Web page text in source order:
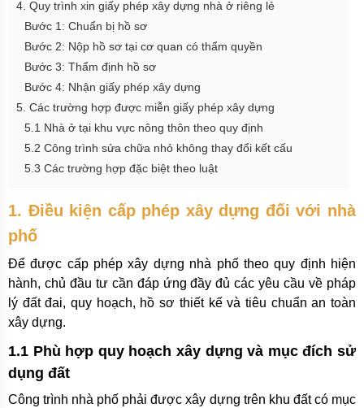
4. Quy trình xin giấy phép xây dựng nhà ở riêng lẻ
Bước 1: Chuẩn bị hồ sơ
Bước 2: Nộp hồ sơ tại cơ quan có thẩm quyền
Bước 3: Thẩm định hồ sơ
Bước 4: Nhận giấy phép xây dựng
5. Các trường hợp được miễn giấy phép xây dựng
5.1 Nhà ở tại khu vực nông thôn theo quy định
5.2 Công trình sửa chữa nhỏ không thay đổi kết cấu
5.3 Các trường hợp đặc biệt theo luật
1. Điều kiện cấp phép xây dựng đối với nhà
phố
Để được cấp phép xây dựng nhà phố theo quy định hiện
hành, chủ đầu tư cần đáp ứng đầy đủ các yêu cầu về pháp
lý đất đai, quy hoạch, hồ sơ thiết kế và tiêu chuẩn an toàn
xây dựng.
1.1 Phù hợp quy hoạch xây dựng và mục đích sử
dụng đất
Công trình nhà phố phải được xây dựng trên khu đất có mục